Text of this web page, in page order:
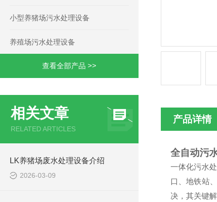
小型养猪场污水处理设备
养殖场污水处理设备
查看全部产品 >>
相关文章
RELATED ARTICLES
LK养猪场废水处理设备介绍
2026-03-09
产品详情
全自动污
一体化污水
口、地铁站
决，其关键